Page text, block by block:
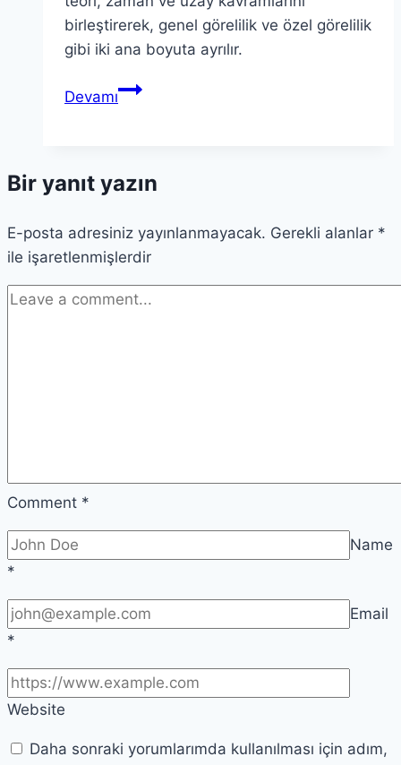
birleştirerek, genel görelilik ve özel görelilik
gibi iki ana boyuta ayrılır.
DevamıGörelilik
Nasıl
Bir yanıt yazın
E-posta adresiniz yayınlanmayacak. Gerekli alanlar *
ile işaretlenmişlerdir
Comment *
Name
*
Email
*
Website
Daha sonraki yorumlarımda kullanılması için adım,